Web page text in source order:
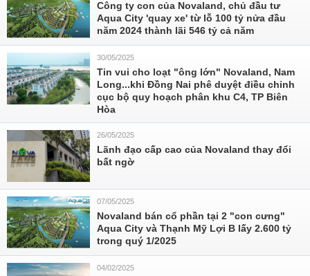
Công ty con của Novaland, chủ đầu tư
Aqua City 'quay xe' từ lỗ 100 tỷ nửa đầu
năm 2024 thành lãi 546 tỷ cả năm
30/05/2025
Tin vui cho loạt "ông lớn" Novaland, Nam
Long...khi Đồng Nai phê duyệt điều chỉnh
cục bộ quy hoạch phân khu C4, TP Biên
Hòa
26/05/2025
Lãnh đạo cấp cao của Novaland thay đổi
bất ngờ
07/05/2025
Novaland bán cổ phần tại 2 "con cưng"
Aqua City và Thạnh Mỹ Lợi B lấy 2.600 tỷ
trong quý 1/2025
04/02/2025